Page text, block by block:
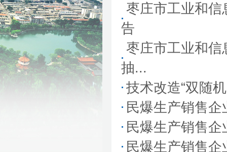
枣庄市工业和
告
枣庄市工业和信
抽...
技术改造“双随
民爆生产销售企
民爆生产销售企
民爆生产销售企